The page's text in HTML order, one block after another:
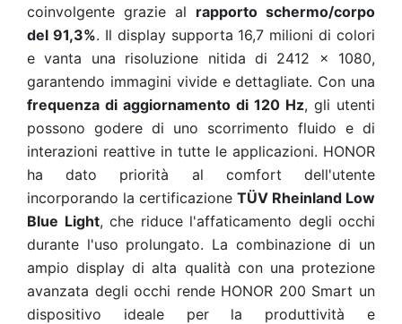
coinvolgente grazie al rapporto schermo/corpo
del 91,3%. Il display supporta 16,7 milioni di colori
e vanta una risoluzione nitida di 2412 x 1080,
garantendo immagini vivide e dettagliate. Con una
frequenza di aggiornamento di 120 Hz, gli utenti
possono godere di uno scorrimento fluido e di
interazioni reattive in tutte le applicazioni. HONOR
ha dato priorità al comfort dell'utente
incorporando la certificazione TÜV Rheinland Low
Blue Light, che riduce l'affaticamento degli occhi
durante l'uso prolungato. La combinazione di un
ampio display di alta qualità con una protezione
avanzata degli occhi rende HONOR 200 Smart un
dispositivo ideale per la produttività e